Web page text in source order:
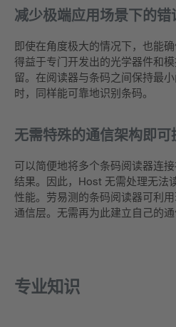
减少极端应用场景下的错
即使在角度极大的情况下，也能
得益于专门开发出的光学器件和
留。在阅读器与条码之间保持最小
时，同样能可靠地识别条码。
无需特殊的通信架构即可
可以简便地将多个条码阅读器连
结果。因此，Host 无需处理无法
性能。劳易测的条码阅读器可利
通信层。无需再为此建立自己的通
专业知识